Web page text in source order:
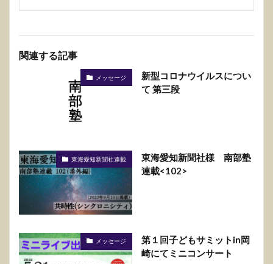
関連する記事
メッセージ
新型コロナウイルスについ
て 第三段
東海愛知新聞社連載
東海愛知新聞社様 南部塾
連載<102>
メッセージ
第１回子どもサミットin岡
崎にてミニコンサート